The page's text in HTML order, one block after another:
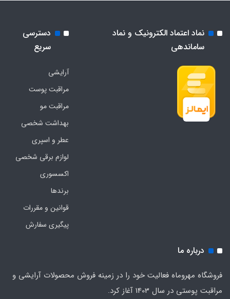
نماد اعتماد الکترونیک و نماد
ساماندهی
دسترسی
سریع
آرایشی
مراقبت پوست
مراقبت مو
بهداشت شخصی
عطر و اسپری
لوازم برقی شخصی
اکسسوری
برندها
قوانین و مقررات
پیگیری سفارش
درباره ما
فروشگاه مهروماه فعالیت خود را در زمینه فروش محصولات آرایشی و
مراقبت پوستی در سال 1403 آغاز کرد.